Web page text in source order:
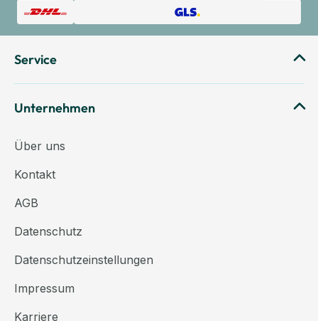
Service
Unternehmen
Über uns
Kontakt
AGB
Datenschutz
Datenschutzeinstellungen
Impressum
Karriere